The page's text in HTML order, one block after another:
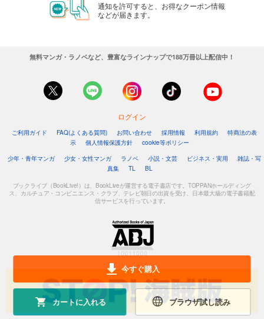
今すぐ購入
カートに入れる ブラウザ試し読み
通知を許可すると、お得なクーポン情報
などが届きます。
無料マンガ・ラノベなど、豊富なラインナップで188万冊以上配信中！
ログイン
ご利用ガイド FAQ(よくある質問) お問い合わせ 採用情報 利用規約
特商法の表
示
個人情報保護方針
cookie等ポリシー
少年・青年マンガ
少女・女性マンガ ラノベ 小説・文芸 ビジネス・実用
雑誌・写
真集
TL BL
ブックライブ（BookLive!）は、BookLiveが運営する電子書店です。TOPPANホールディング
ス、カルチュア・コンビニエンス・クラブ、テレビ朝日の出資を受け、日本最大級の電子書籍配
信サービスを行っています。